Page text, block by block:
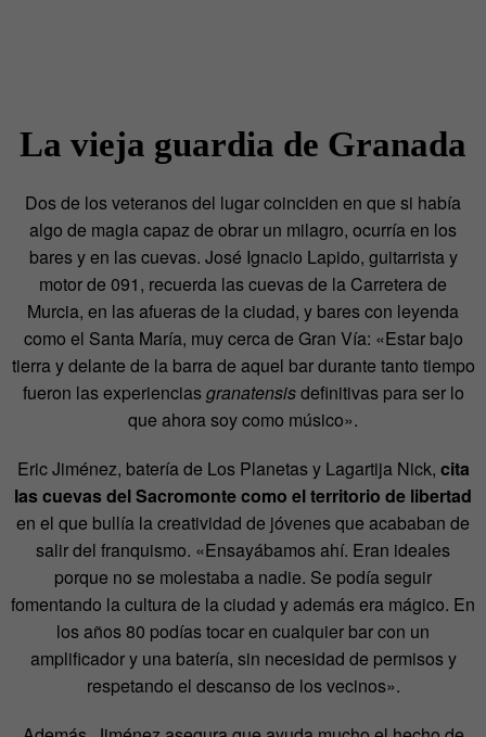
La vieja guardia de Granada
Dos de los veteranos del lugar coinciden en que si había
algo de magia capaz de obrar un milagro, ocurría en los
bares y en las cuevas. José Ignacio Lapido, guitarrista y
motor de 091, recuerda las cuevas de la Carretera de
Murcia, en las afueras de la ciudad, y bares con leyenda
como el Santa María, muy cerca de Gran Vía: «Estar bajo
tierra y delante de la barra de aquel bar durante tanto tiempo
fueron las experienciasgranatensisdefinitivas para ser lo
que ahora soy como músico».
Eric Jiménez, batería de Los Planetas y Lagartija Nick, cita
las cuevas del Sacromonte como el territorio de libertad
en el que bullía la creatividad de jóvenes que acababan de
salir del franquismo. «Ensayábamos ahí. Eran ideales
porque no se molestaba a nadie. Se podía seguir
fomentando la cultura de la ciudad y además era mágico. En
los años 80 podías tocar en cualquier bar con un
amplificador y una batería, sin necesidad de permisos y
respetando el descanso de los vecinos».